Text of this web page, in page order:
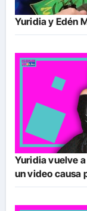
Yuridia y Edén
Yuridia vuelve
un video causa